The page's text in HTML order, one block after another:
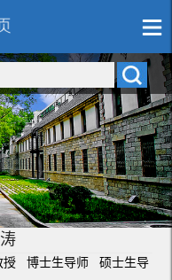
授 博士生导师 硕士生导